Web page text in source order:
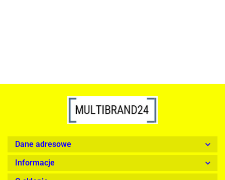
Dane adresowe
Informacje